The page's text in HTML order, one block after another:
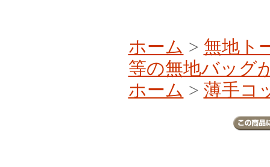
ホーム > 無地ト
等の無地バッグ
ホーム > 薄手コ